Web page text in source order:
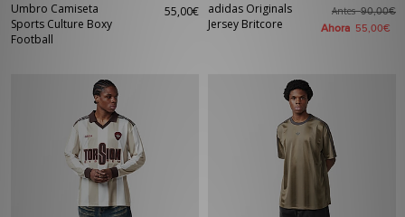
Umbro Camiseta
Sports Culture Boxy
Football
55,00€
adidas Originals
Jersey Britcore
Antes90,00€
Ahora 55,00€